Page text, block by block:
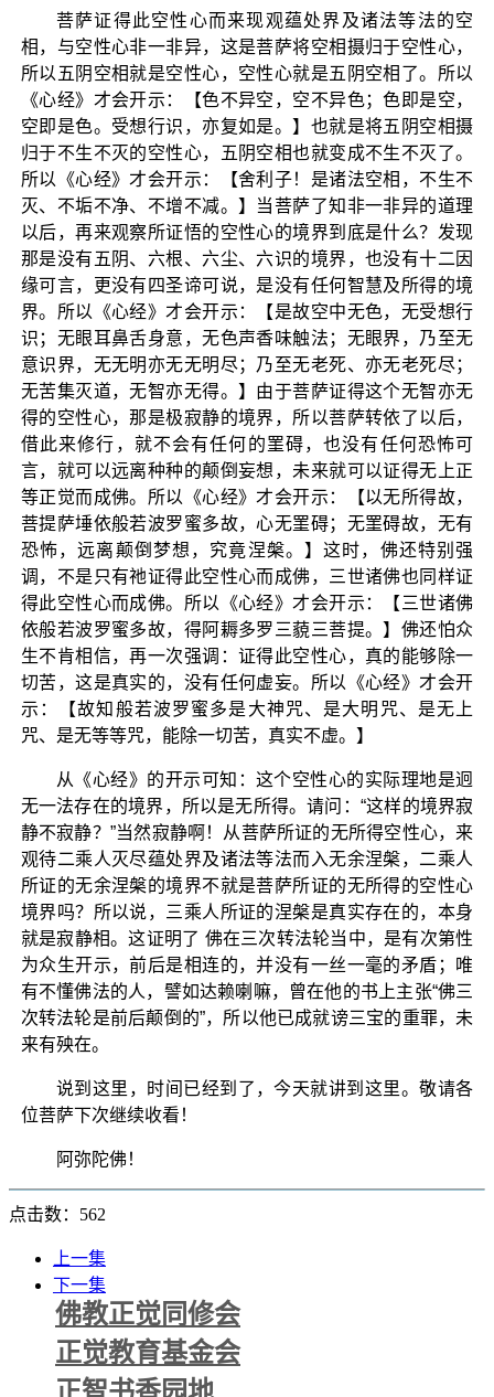
菩萨证得此空性心而来现观蕴处界及诸法等法的空
相，与空性心非一非异，这是菩萨将空相摄归于空性心，
所以五阴空相就是空性心，空性心就是五阴空相了。所以
《心经》才会开示：【色不异空，空不异色；色即是空，
空即是色。受想行识，亦复如是。】也就是将五阴空相摄
归于不生不灭的空性心，五阴空相也就变成不生不灭了。
所以《心经》才会开示：【舍利子！是诸法空相，不生不
灭、不垢不净、不增不减。】当菩萨了知非一非异的道理
以后，再来观察所证悟的空性心的境界到底是什么？发现
那是没有五阴、六根、六尘、六识的境界，也没有十二因
缘可言，更没有四圣谛可说，是没有任何智慧及所得的境
界。所以《心经》才会开示：【是故空中无色，无受想行
识；无眼耳鼻舌身意，无色声香味触法；无眼界，乃至无
意识界，无无明亦无无明尽；乃至无老死、亦无老死尽；
无苦集灭道，无智亦无得。】由于菩萨证得这个无智亦无
得的空性心，那是极寂静的境界，所以菩萨转依了以后，
借此来修行，就不会有任何的罣碍，也没有任何恐怖可
言，就可以远离种种的颠倒妄想，未来就可以证得无上正
等正觉而成佛。所以《心经》才会开示：【以无所得故，
菩提萨埵依般若波罗蜜多故，心无罣碍；无罣碍故，无有
恐怖，远离颠倒梦想，究竟涅槃。】这时，佛还特别强
调，不是只有祂证得此空性心而成佛，三世诸佛也同样证
得此空性心而成佛。所以《心经》才会开示：【三世诸佛
依般若波罗蜜多故，得阿耨多罗三藐三菩提。】佛还怕众
生不肯相信，再一次强调：证得此空性心，真的能够除一
切苦，这是真实的，没有任何虚妄。所以《心经》才会开
示：【故知般若波罗蜜多是大神咒、是大明咒、是无上
咒、是无等等咒，能除一切苦，真实不虚。】
从《心经》的开示可知：这个空性心的实际理地是迥
无一法存在的境界，所以是无所得。请问：“这样的境界寂
静不寂静？”当然寂静啊！从菩萨所证的无所得空性心，来
观待二乘人灭尽蕴处界及诸法等法而入无余涅槃，二乘人
所证的无余涅槃的境界不就是菩萨所证的无所得的空性心
境界吗？所以说，三乘人所证的涅槃是真实存在的，本身
就是寂静相。这证明了 佛在三次转法轮当中，是有次第性
为众生开示，前后是相连的，并没有一丝一毫的矛盾；唯
有不懂佛法的人，譬如达赖喇嘛，曾在他的书上主张“佛三
次转法轮是前后颠倒的”，所以他已成就谤三宝的重罪，未
来有殃在。
说到这里，时间已经到了，今天就讲到这里。敬请各
位菩萨下次继续收看！
阿弥陀佛！
点击数：562
上一集
下一集
佛教正觉同修会
正觉教育基金会
正智书香园地